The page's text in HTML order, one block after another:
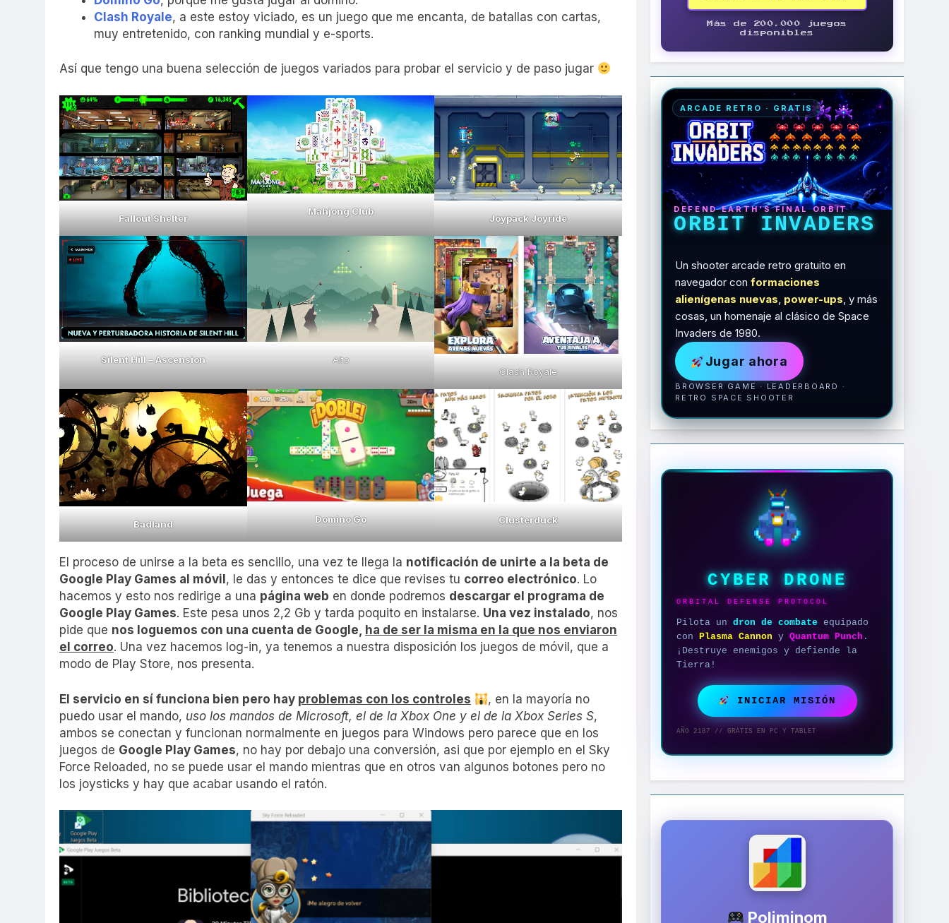
Clash Royale, a este estoy viciado, es un juego que me encanta, de batallas con cartas,
muy entretenido, con ranking mundial y e-sports.
Así que tengo una buena selección de juegos variados para probar el servicio y de paso jugar
Fallout Shelter
Mahjong Club
Joypack Joyride
Silent Hill – Ascension
Alto
Clash Royale
Badland Domino Go Clusterduck
El proceso de unirse a la beta es sencillo, una vez te llega la notificación de unirte a la beta de
Google Play Games al móvil , le das y entonces te dice que revises tu correo electrónico. Lo
hacemos y esto nos redirige a una página web en donde podremos descargar el programa de
Google Play Games. Este pesa unos 2,2 Gb y tarda poquito en instalarse. Una vez instalado, nos
pide que nos loguemos con una cuenta de Google, ha de ser la misma en la que nos enviaron
el correo. Una vez hacemos log-in, ya tenemos a nuestra disposición los juegos de móvil, que a
modo de Play Store, nos presenta.
El servicio en sí funciona bien pero hay problemas con los controles
, en la mayoría no
puedo usar el mando, uso los mandos de Microsoft, el de la Xbox One y el de la Xbox Series S,
ambos se conectan y funcionan normalmente en juegos para Windows pero parece que en los
juegos de Google Play Games, no hay por debajo una conversión, asi que por ejemplo en el Sky
Force Reloaded, no se puede usar el mando mientras que en otros van algunos botones pero no
los joysticks y hay que acabar usando el ratón.
Más de 200.000 juegos
disponibles
ARCADE RETRO · GRATIS
DEFEND EARTH'S FINAL ORBIT
ORBIT INVADERS
Un shooter arcade retro gratuito en
navegador conformaciones
alienígenas nuevas, power-ups, y más
cosas, un homenaje al clásico de Space
Invaders de 1980.
Jugar ahora
BROWSER GAME · LEADERBOARD ·
RETRO SPACE SHOOTER
CYBER DRONE
ORBITAL DEFENSE PROTOCOL
Pilota undron de combate equipado
conPlasma Cannon yQuantum Punch .
¡Destruye enemigos y defiende la
Tierra!
INICIAR MISIÓN
AÑO 2187 // GRATIS EN PC Y TABLET
Poliminom